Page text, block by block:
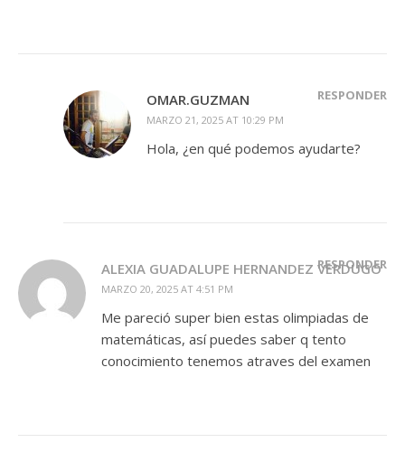
OMAR.GUZMAN
MARZO 21, 2025 AT 10:29 PM
RESPONDER
Hola, ¿en qué podemos ayudarte?
ALEXIA GUADALUPE HERNANDEZ VERDUGO
MARZO 20, 2025 AT 4:51 PM
RESPONDER
Me pareció super bien estas olimpiadas de
matemáticas, así puedes saber q tento
conocimiento tenemos atraves del examen